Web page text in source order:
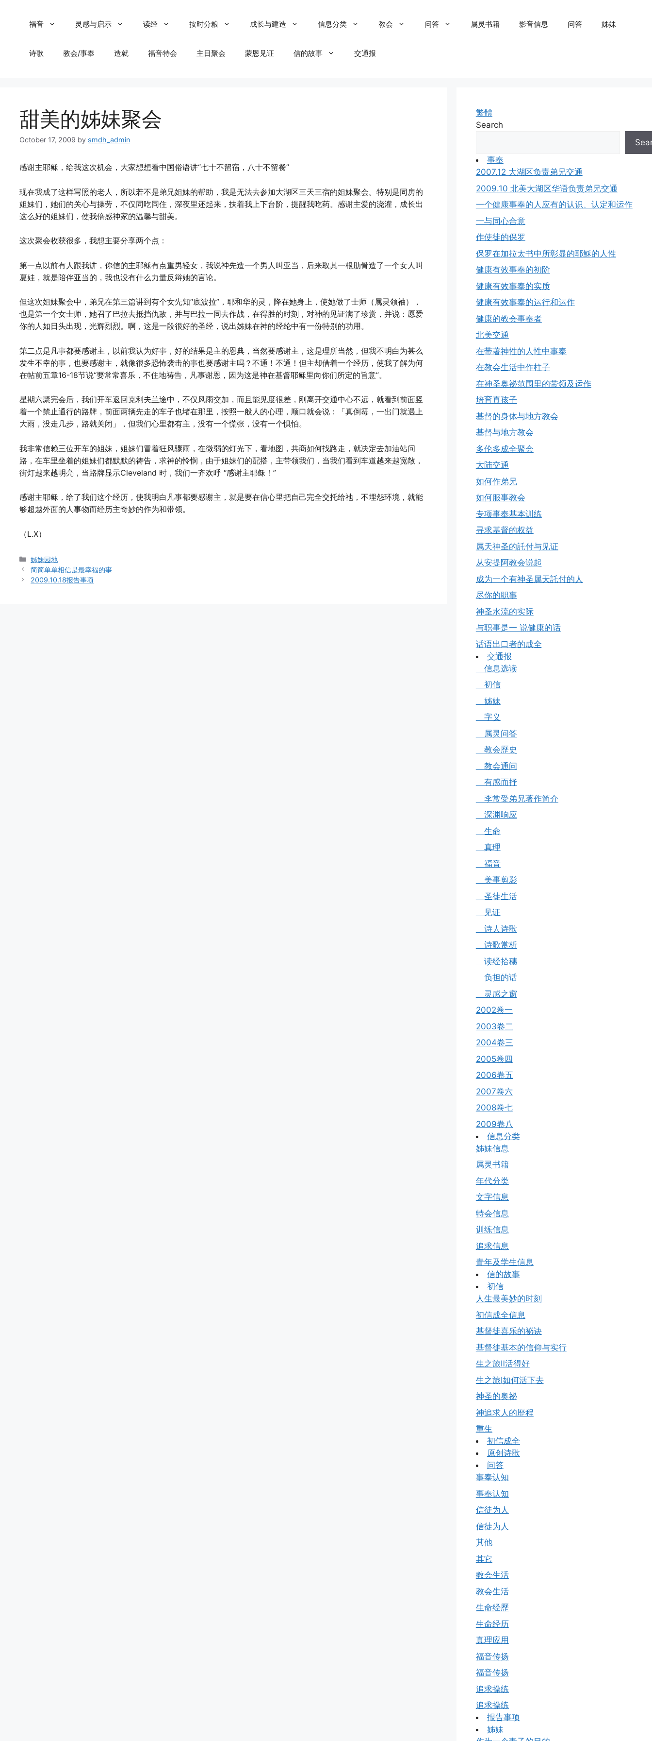
福音 灵感与启示 读经 按时分粮 成长与建造 信息分类 教会 问答 属灵书籍 影音信息 问答 姊妹
诗歌 教会/事奉 造就 福音特会 主日聚会 蒙恩见证 信的故事 交通报
甜美的姊妹聚会
October 17, 2009 by smdh_admin
感谢主耶稣，给我这次机会，大家想想看中国俗语讲“七十不留宿，八十不留餐”
现在我成了这样写照的老人，所以若不是弟兄姐妹的帮助，我是无法去参加大湖区三天三宿的姐妹聚会。特别是同房的
姐妹们，她们的关心与操劳，不仅同吃同住，深夜里还起来，扶着我上下台阶，提醒我吃药。感谢主爱的浇灌，成长出
这么好的姐妹们，使我倍感神家的温馨与甜美。
这次聚会收获很多，我想主要分享两个点：
第一点以前有人跟我讲，你信的主耶稣有点重男轻女，我说神先造一个男人叫亚当，后来取其一根肋骨造了一个女人叫
夏娃，就是陪伴亚当的，我也没有什么力量反辩她的言论。
但这次姐妹聚会中，弟兄在第三篇讲到有个女先知“底波拉”，耶和华的灵，降在她身上，使她做了士师（属灵领袖），
也是第一个女士师，她召了巴拉去抵挡仇敌，并与巴拉一同去作战，在得胜的时刻，对神的见证满了珍赏，并说：愿爱
你的人如日头出现，光辉烈烈。啊，这是一段很好的圣经，说出姊妹在神的经纶中有一份特别的功用。
第二点是凡事都要感谢主，以前我认为好事，好的结果是主的恩典，当然要感谢主，这是理所当然，但我不明白为甚么
发生不幸的事，也要感谢主，就像很多恐怖袭击的事也要感谢主吗？不通！不通！但主却借着一个经历，使我了解为何
在帖前五章16-18节说“要常常喜乐，不住地祷告，凡事谢恩，因为这是神在基督耶稣里向你们所定的旨意”。
星期六聚完会后，我们开车返回克利夫兰途中，不仅风雨交加，而且能见度很差，刚离开交通中心不远，就看到前面竖
着一个禁止通行的路牌，前面两辆先走的车子也堵在那里，按照一般人的心理，顺口就会说：「真倒霉，一出门就遇上
大雨，没走几步，路就关闭」，但我们心里都有主，没有一个慌张，没有一个惧怕。
我非常信赖三位开车的姐妹，姐妹们冒着狂风骤雨，在微弱的灯光下，看地图，共商如何找路走，就决定去加油站问
路，在车里坐着的姐妹们都默默的祷告，求神的怜悯，由于姐妹们的配搭，主带领我们，当我们看到车道越来越宽敞，
街灯越来越明亮，当路牌显示Cleveland 时，我们一齐欢呼 “感谢主耶稣！”
感谢主耶稣，给了我们这个经历，使我明白凡事都要感谢主，就是要在信心里把自己完全交托给祂，不埋怨环境，就能
够超越外面的人事物而经历主奇妙的作为和带领。
（L.X）
Categories
姊妹园地
简简单单相信是最幸福的事
2009.10.18报告事项
繁體
Search
事奉
2007.12 大湖区负责弟兄交通
2009.10 北美大湖区华语负责弟兄交通
一个健康事奉的人应有的认识、认定和运作
一与同心合意
作使徒的保罗
保罗在加拉太书中所彰显的耶穌的人性
健康有效事奉的初阶
健康有效事奉的实质
健康有效事奉的运行和运作
健康的教会事奉者
北美交通
在带著神性的人性中事奉
在教会生活中作柱子
在神圣奥祕范围里的带领及运作
培育真孩子
基督的身体与地方教会
基督与地方教会
多伦多成全聚会
大陆交通
如何作弟兄
如何服事教会
专项事奉基本训练
寻求基督的权益
属天神圣的託付与见证
从安提阿教会说起
成为一个有神圣属天託付的人
尽你的职事
神圣水流的实际
与职事是一 说健康的话
话语出口者的成全
交通报
信息选读
初信
姊妹
字义
属灵问答
教会歷史
教会通问
有感而抒
李常受弟兄著作简介
深渊响应
生命
真理
福音
美事剪影
圣徒生活
见证
诗人诗歌
诗歌赏析
读经拾穗
负担的话
灵感之窗
2002卷一
2003卷二
2004卷三
2005卷四
2006卷五
2007卷六
2008卷七
2009卷八
信息分类
姊妹信息
属灵书籍
年代分类
文字信息
特会信息
训练信息
追求信息
青年及学生信息
信的故事
初信
人生最美妙的时刻
初信成全信息
基督徒喜乐的祕诀
基督徒基本的信仰与实行
生之旅Ⅱ活得好
生之旅Ⅰ如何活下去
神圣的奥祕
神追求人的歷程
重生
初信成全
原创诗歌
问答
事奉认知
事奉认知
信徒为人
信徒为人
其他
其它
教会生活
教会生活
生命经歷
生命经历
真理应用
福音传扬
福音传扬
追求操练
追求操练
报告事项
姊妹